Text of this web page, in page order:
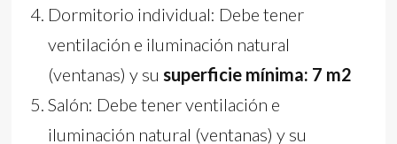
Dormitorio individual: Debe tener
ventilación e iluminación natural
(ventanas) y susuperficie mínima: 7 m2
Salón: Debe tener ventilación e
iluminación natural (ventanas) y su